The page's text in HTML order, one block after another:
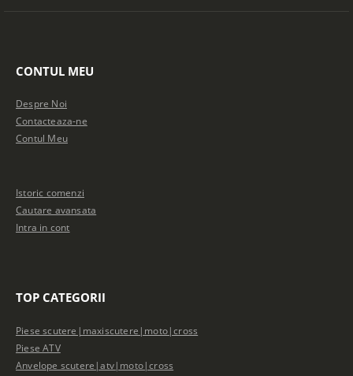
CONTUL MEU
Despre Noi
Contacteaza-ne
Contul Meu
Istoric comenzi
Cautare avansata
Intra in cont
TOP CATEGORII
Piese scutere|maxiscutere|moto|cross
Piese ATV
Anvelope scutere|atv|moto|cross